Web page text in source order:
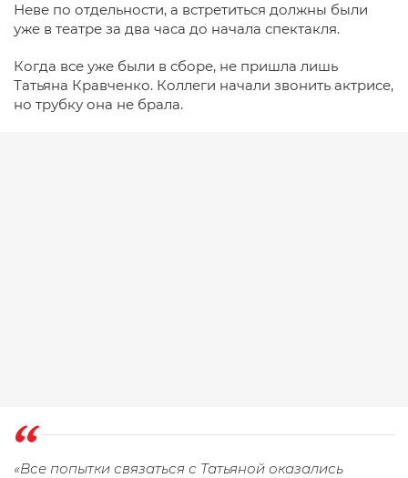
Неве по отдельности, а встретиться должны были
уже в театре за два часа до начала спектакля.
Когда все уже были в сборе, не пришла лишь
Татьяна Кравченко. Коллеги начали звонить актрисе,
но трубку она не брала.
«Все попытки связаться с Татьяной оказались